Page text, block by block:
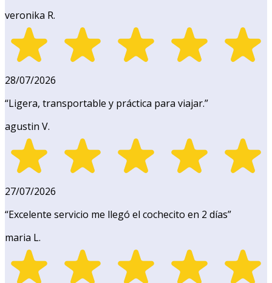
veronika R.
28/07/2026
“Ligera, transportable y práctica para viajar.”
agustin V.
27/07/2026
“Excelente servicio me llegó el cochecito en 2 días”
maria L.